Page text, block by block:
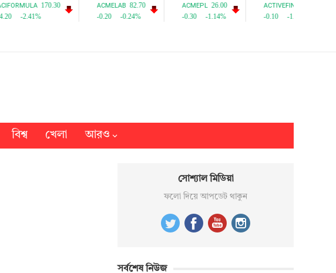
বিশ্ব খেলা আরও
সোশ্যাল মিডিয়া
ফলো দিয়ে আপডেট থাকুন
সর্বশেষ নিউজ